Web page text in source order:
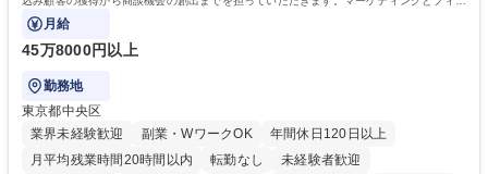
ルドセールスをつなぐ役割として、
月給
45万8000円以上
勤務地
東京都中央区
業界未経験歓迎
副業・WワークOK
年間休日120日以上
月平均残業時間20時間以内
転勤なし 未経験者歓迎